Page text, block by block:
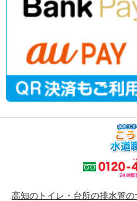
高知のトイレ・台所の排水管